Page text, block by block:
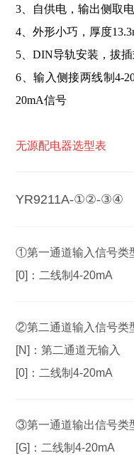
3、自供电，输出侧取电
4、外形小巧，厚度
5、DIN导轨安装，拔
6、输入侧接两线制4-
20mA信号
无源配电器选型表
YR9211A-①②-③④
①第一通道输入信号类
[0]：二线制4-20mA
②第二通道输入信号类
[N]：第二通道无输入
[0]：二线制4-20mA
③第一通道输出信号类
[G]：二线制4-20mA